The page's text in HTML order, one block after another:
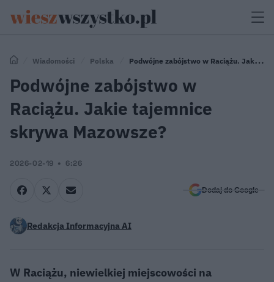
Wiadomości Polska
Podwójne zabójstwo w Raciążu. Jakie
tajemnice skrywa Mazowsze?
Podwójne zabójstwo w
Raciążu. Jakie tajemnice
skrywa Mazowsze?
2026-02-19 6:26
Dodaj do Google
Redakcja Informacyjna AI
W Raciążu, niewielkiej miejscowości na